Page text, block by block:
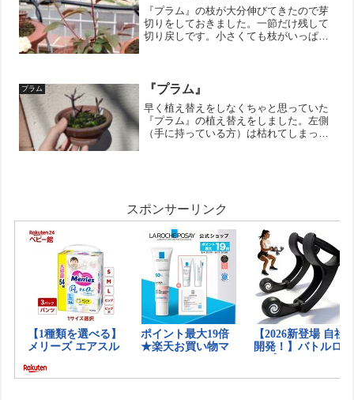
『プラム』の枝が大分伸びてきたので芽
切りをしておきました。一節だけ残して
切り戻しです。小さくても枝がいっぱい
にほんブログ村
プラム 『プラム』
早く植え替えをしなくちゃと思っていた
『プラム』の植え替えをしました。左側
（手に持っている方）は枯れてしまって
スポンサーリンク